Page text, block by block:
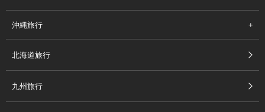
沖縄旅行
北海道旅行
九州旅行